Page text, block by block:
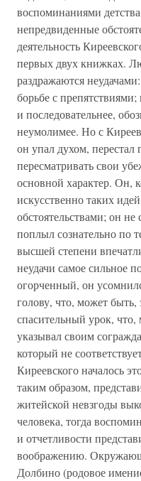
воспоминаниями
непредвиденные
деятельность
первых двух книжках.
раздражаются
борьбе с
и последовательнее,
неумолимее. Но с
он упал духом, перестал
пересматривать свои
основной характер. Он,
искусственно таких
обстоятельствами; он не
поплыл сознательно по
высшей степени
неудачи самое сильное
огорченный, он
голову, что, может быть,
спасительный урок,
указывал своим
который не
Киреевского началось
таким образом,
житейской невзгоды
человека, тогда
и отчетливости
воображению.
Долбино (родовое